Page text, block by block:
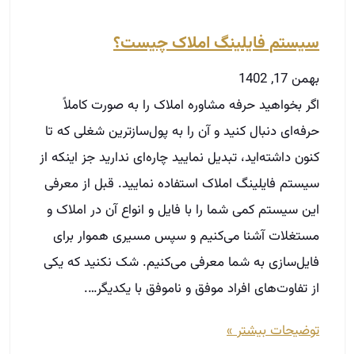
سیستم فایلینگ املاک چیست؟
بهمن 17, 1402
اگر بخواهید حرفه مشاوره املاک را به صورت کاملاً
حرفه‌ای دنبال کنید و آن را به پول‌سازترین شغلی که تا
کنون داشته‌اید، تبدیل نمایید چاره‌ای ندارید جز اینکه از
سیستم فایلینگ املاک استفاده نمایید. قبل از معرفی
این سیستم کمی شما را با فایل و انواع آن در املاک و
مستغلات آشنا می‌کنیم و سپس مسیری هموار برای
فایل‌سازی به شما معرفی می‌کنیم. شک نکنید که یکی
از تفاوت‌های افراد موفق و ناموفق با یکدیگر….
توضیحات بیشتر »